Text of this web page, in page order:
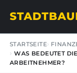
STARTSEITE
WAS BEDEUTET
ARBEITNEHMER?